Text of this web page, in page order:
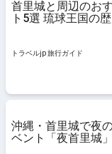
首里城と周辺のお
ト5選 琉球王国の
トラベルjp 旅行ガイド
沖縄・首里城で夜
ベント「夜首里城